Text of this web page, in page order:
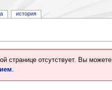
странице отсутствует. Вы можете
история